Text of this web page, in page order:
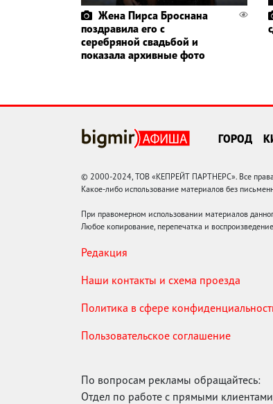
Жена Пирса Броснана
поздравила его с
серебряной свадьбой и
показала архивные фото
ГОРОД
© 2000-2024, ТОВ «КЕПРЕЙТ ПАРТНЕРС». Все права
Какое-либо использование материалов без
При правомерном использовании материалов
Любое копирование, перепечатка и
Редакция
Наши контакты и схема проезда
Политика в сфере
Пользовательское соглашение
По вопросам рекламы обращайтесь:
Отдел по работе с прямыми